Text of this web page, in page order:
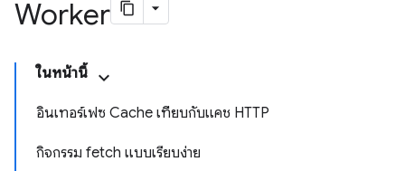
Worker
ในหน้านี้
อินเทอร์เฟซ Cache เทียบกับแคช HTTP
กิจกรรม fetch แบบเรียบง่าย